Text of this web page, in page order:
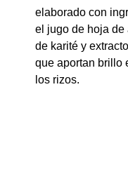
elaborado con
el jugo de hoja de
de karité y
que aportan brillo
los rizos.